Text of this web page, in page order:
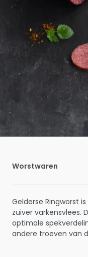
Worstwaren
Gelderse Ringworst
zuiver varkensvlees.
optimale
andere troeven van